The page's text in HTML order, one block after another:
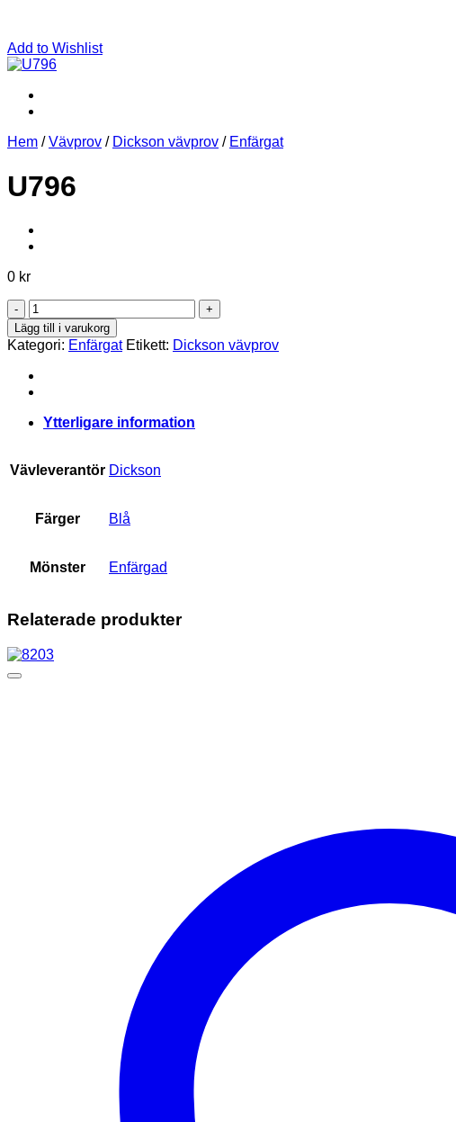
Add to Wishlist
Hem / Vävprov / Dickson vävprov / Enfärgat
U796
0 kr
U796
mängd
Lägg till i varukorg
Kategori: Enfärgat Etikett: Dickson vävprov
Ytterligare information
Vävleverantör Dickson
Färger Blå
Mönster Enfärgad
Relaterade produkter